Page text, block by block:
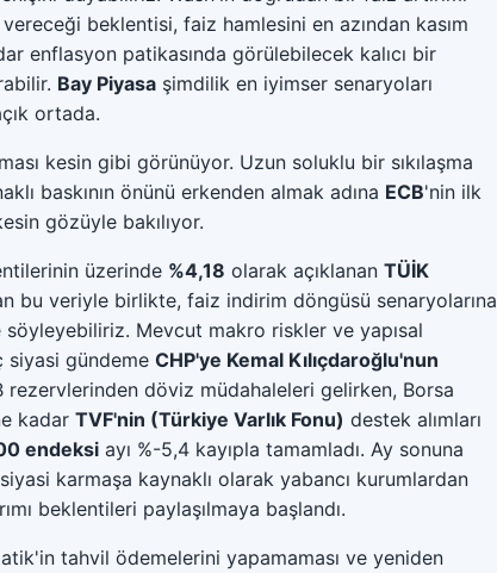
beklentisi, faiz hamlesini en azından kasım
enflasyon patikasında görülebilecek kalıcı bir
Bay Piyasa şimdilik en iyimser senaryoları
ortada.
kesin gibi görünüyor. Uzun soluklu bir sıkılaşma
baskının önünü erkenden almak adına ECB'nin ilk
gözüyle bakılıyor.
üzerinde %4,18 olarak açıklanan TÜİK
bu veriyle birlikte, faiz indirim döngüsü senaryolarına
Mevcut makro riskler ve yapısal
siyasi gündeme CHP'ye Kemal Kılıçdaroğlu'nun
rezervlerinden döviz müdahaleleri gelirken, Borsa
kadar TVF'nin (Türkiye Varlık Fonu) destek alımları
endeksi ayı %-5,4 kayıpla tamamladı. Ay sonuna
karmaşa kaynaklı olarak yabancı kurumlardan
beklentileri paylaşılmaya başlandı.
tahvil ödemelerini yapamaması ve yeniden